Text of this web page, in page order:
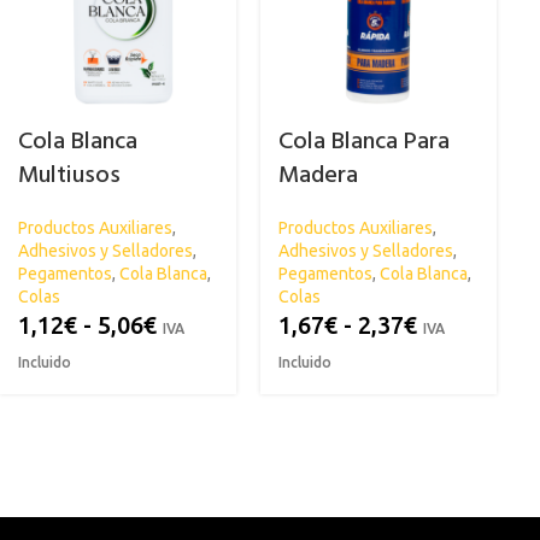
Antimoho
Cola Blanca
Multiusos
MULTIFORTE
Productos Auxiliares,
Adhesivos y Selladores,
Pegamentos, Cola Blanca,
Colas
1,12€ - 5,06€ IVA
Incluido
Cola Blanca Para
Madera
MULTIFORTE
Productos Auxiliares,
Adhesivos y Selladores,
Pegamentos,Cola Blanca,
Colas
1,67€ - 2,37€ IVA
Incluido